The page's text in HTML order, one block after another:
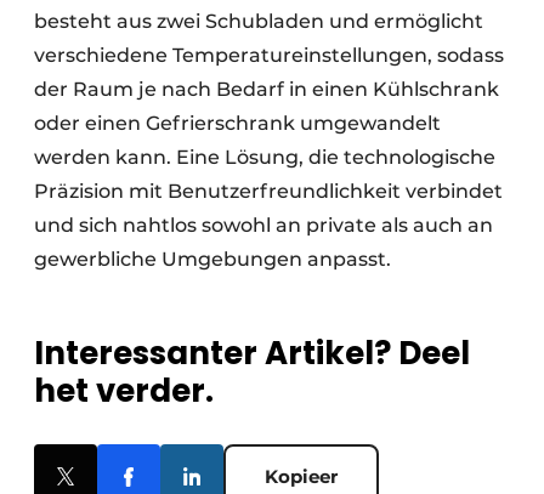
besteht aus zwei Schubladen und ermöglicht
verschiedene Temperatureinstellungen, sodass
der Raum je nach Bedarf in einen Kühlschrank
oder einen Gefrierschrank umgewandelt
werden kann. Eine Lösung, die technologische
Präzision mit Benutzerfreundlichkeit verbindet
und sich nahtlos sowohl an private als auch an
gewerbliche Umgebungen anpasst.
Interessanter Artikel? Deel
het verder.
Kopieer